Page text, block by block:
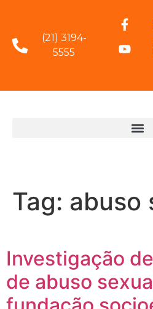
(21) 3194-
5555
Tag: abuso
Investigação
de abuso